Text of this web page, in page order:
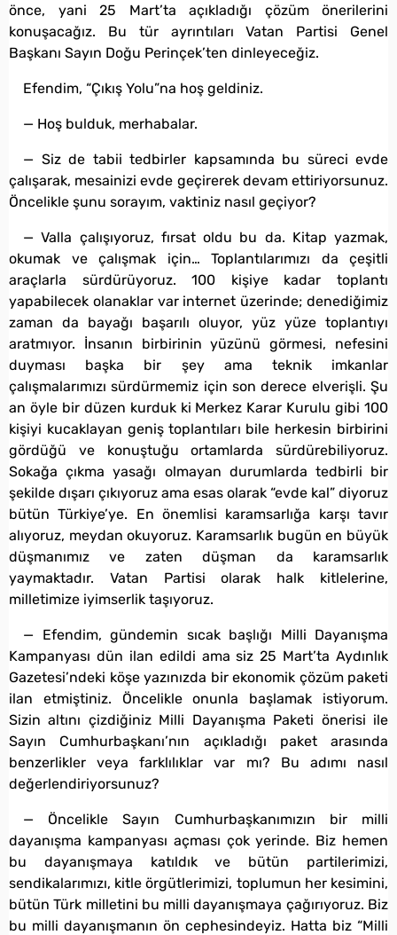
önce, yani 25 Mart’ta açıkladığı çözüm önerilerini
konuşacağız. Bu tür ayrıntıları Vatan Partisi Genel
Başkanı Sayın Doğu Perinçek’ten dinleyeceğiz.
Efendim, “Çıkış Yolu”na hoş geldiniz.
— Hoş bulduk, merhabalar.
— Siz de tabii tedbirler kapsamında bu süreci evde
çalışarak, mesainizi evde geçirerek devam ettiriyorsunuz.
Öncelikle şunu sorayım, vaktiniz nasıl geçiyor?
— Valla çalışıyoruz, fırsat oldu bu da. Kitap yazmak,
okumak ve çalışmak için… Toplantılarımızı da çeşitli
araçlarla sürdürüyoruz. 100 kişiye kadar toplantı
yapabilecek olanaklar var internet üzerinde; denediğimiz
zaman da bayağı başarılı oluyor, yüz yüze toplantıyı
aratmıyor. İnsanın birbirinin yüzünü görmesi, nefesini
duyması başka bir şey ama teknik imkanlar
çalışmalarımızı sürdürmemiz için son derece elverişli. Şu
an öyle bir düzen kurduk ki Merkez Karar Kurulu gibi 100
kişiyi kucaklayan geniş toplantıları bile herkesin birbirini
gördüğü ve konuştuğu ortamlarda sürdürebiliyoruz.
Sokağa çıkma yasağı olmayan durumlarda tedbirli bir
şekilde dışarı çıkıyoruz ama esas olarak “evde kal” diyoruz
bütün Türkiye’ye. En önemlisi karamsarlığa karşı tavır
alıyoruz, meydan okuyoruz. Karamsarlık bugün en büyük
düşmanımız ve zaten düşman da karamsarlık
yaymaktadır. Vatan Partisi olarak halk kitlelerine,
milletimize iyimserlik taşıyoruz.
— Efendim, gündemin sıcak başlığı Milli Dayanışma
Kampanyası dün ilan edildi ama siz 25 Mart’ta Aydınlık
Gazetesi’ndeki köşe yazınızda bir ekonomik çözüm paketi
ilan etmiştiniz. Öncelikle onunla başlamak istiyorum.
Sizin altını çizdiğiniz Milli Dayanışma Paketi önerisi ile
Sayın Cumhurbaşkanı’nın açıkladığı paket arasında
benzerlikler veya farklılıklar var mı? Bu adımı nasıl
değerlendiriyorsunuz?
— Öncelikle Sayın Cumhurbaşkanımızın bir milli
dayanışma kampanyası açması çok yerinde. Biz hemen
bu dayanışmaya katıldık ve bütün partilerimizi,
sendikalarımızı, kitle örgütlerimizi, toplumun her kesimini,
bütün Türk milletini bu milli dayanışmaya çağırıyoruz. Biz
bu milli dayanışmanın ön cephesindeyiz. Hatta biz “Milli